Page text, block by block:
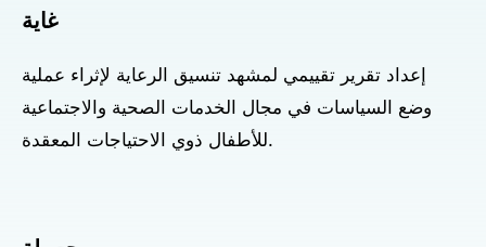
غاية
إعداد تقرير تقييمي لمشهد تنسيق الرعاية لإثراء عملية
وضع السياسات في مجال الخدمات الصحية والاجتماعية
للأطفال ذوي الاحتياجات المعقدة.